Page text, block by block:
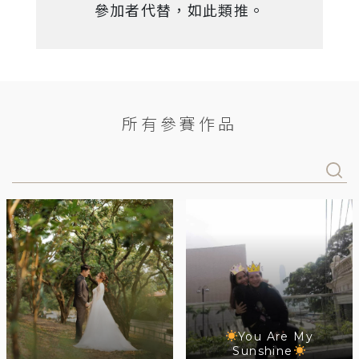
參加者代替，如此類推。
所有參賽作品
You Are My
Sunshine